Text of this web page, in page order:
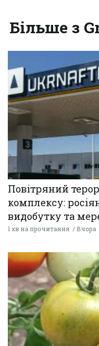
Більше з
Повітряний
комплексу:
видобутку та
1 хв на прочитання Вчора